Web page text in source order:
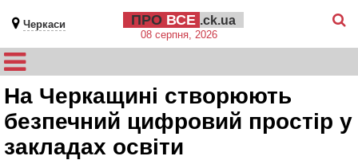
Черкаси ПРО ВСЕ .ck.ua
08 серпня, 2026
На Черкащині створюють
безпечний цифровий простір у
закладах освіти